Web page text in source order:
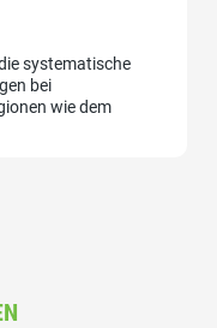
systematische
bei
wie dem